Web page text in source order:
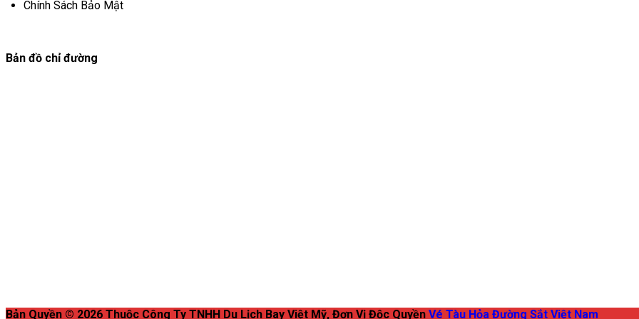
Chính Sách Bảo Mật
Bản đồ chỉ đường
Bản Quyền © 2026 Thuộc Công Ty TNHH Du Lịch Bay Việt Mỹ, Đơn Vị Độc Quyền Vé Tàu Hỏa Đường Sắt Việt Nam